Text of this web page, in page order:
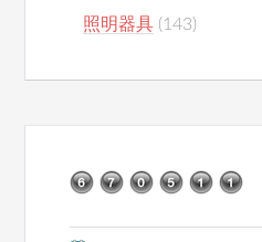
照明器具 (143)